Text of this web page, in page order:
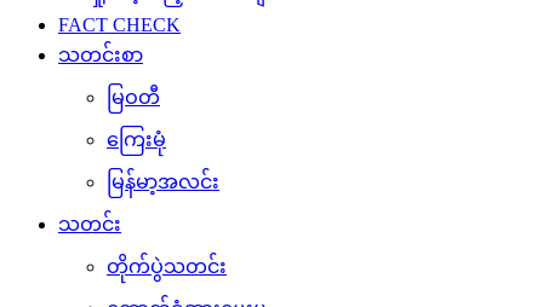
FACT CHECK
သတင်းစာ
မြဝတီ
ကြေးမုံ
မြန်မာ့အလင်း
သတင်း
တိုက်ပွဲသတင်း